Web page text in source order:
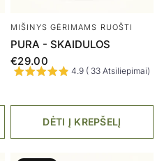
MIŠINYS GĖRIMAMS RUOŠTI
PURA - SKAIDULOS
€29.00
4.9 ( 33 Atsiliepimai)
DĖTI Į KREPŠELĮ